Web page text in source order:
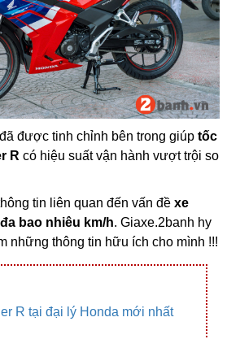
được tinh chỉnh bên trong giúp tốc
R có hiệu suất vận hành vượt trội so
tin liên quan đến vấn đề xe
bao nhiêu km/h. Giaxe.2banh hy
những thông tin hữu ích cho mình !!!
R tại đại lý Honda mới nhất